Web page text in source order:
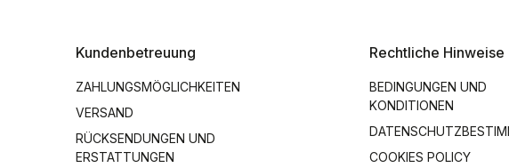
Kundenbetreuung
ZAHLUNGSMÖGLICHKEITEN
VERSAND
RÜCKSENDUNGEN UND
ERSTATTUNGEN
Rechtliche Hinweise
BEDINGUNGEN UND
KONDITIONEN
COOKIES POLICY